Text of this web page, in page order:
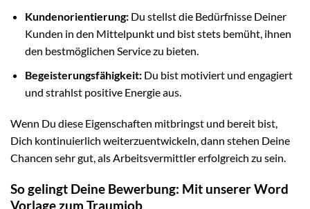
Kundenorientierung:Du stellst die Bedürfnisse Deiner
Kunden in den Mittelpunkt und bist stets bemüht, ihnen
den bestmöglichen Service zu bieten.
Begeisterungsfähigkeit:Du bist motiviert und engagiert
und strahlst positive Energie aus.
Wenn Du diese Eigenschaften mitbringst und bereit bist,
Dich kontinuierlich weiterzuentwickeln, dann stehen Deine
Chancen sehr gut, als Arbeitsvermittler erfolgreich zu sein.
So gelingt Deine Bewerbung: Mit unserer Word
Vorlage zum Traumjob